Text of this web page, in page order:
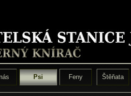
Psi Feny Štěňata